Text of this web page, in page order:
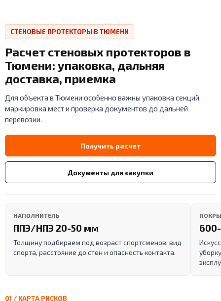
СТЕНОВЫЕ ПРОТЕКТОРЫ В ТЮМЕНИ
Расчет стеновых протекторов в
Тюмени: упаковка, дальняя
доставка, приемка
Для объекта в Тюмени особенно важны упаковка секций,
маркировка мест и проверка документов до дальней
перевозки.
Получить расчет
Документы для закупки
НАПОЛНИТЕЛЬ
ППЭ/НПЭ 20-50 мм
Толщину подбираем под возраст спортсменов, вид
спорта, расстояние до стен и опасность контакта.
01 / КАРТА РИСКОВ